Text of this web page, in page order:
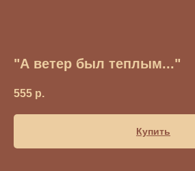
"А ветер был теплым..."
555 р.
Купить